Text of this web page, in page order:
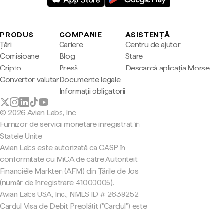
PRODUS
Țări
Comisioane
Cripto
Convertor valutar
COMPANIE
Cariere
Blog
Presă
Documente legale
Informații obligatorii
ASISTENȚĂ
Centru de ajutor
Stare
Descarcă aplicația Morse
© 2026 Avian Labs, Inc
Furnizor de servicii monetare înregistrat în
Statele Unite
Avian Labs este autorizată ca CASP în
conformitate cu MiCA de către Autoriteit
Financiële Markten (AFM) din Țările de Jos
(număr de înregistrare 41000005).
Avian Labs USA, Inc., NMLS ID # 2639252
Cardul Visa de Debit Preplătit ("Cardul") este